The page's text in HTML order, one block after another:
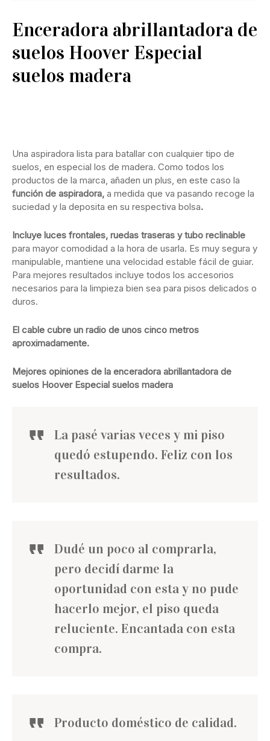
Enceradora abrillantadora de
suelos Hoover Especial
suelos madera
Una aspiradora lista para batallar con cualquier tipo de
suelos, en especial los de madera. Como todos los
productos de la marca, añaden un plus, en este caso la
función de aspiradora, a medida que va pasando recoge la
suciedad y la deposita en su respectiva bolsa.
Incluye luces frontales, ruedas traseras y tubo reclinable
para mayor comodidad a la hora de usarla. Es muy segura y
manipulable, mantiene una velocidad estable fácil de guiar.
Para mejores resultados incluye todos los accesorios
necesarios para la limpieza bien sea para pisos delicados o
duros.
El cable cubre un radio de unos cinco metros
aproximadamente.
Mejores opiniones de la enceradora abrillantadora de
suelos Hoover Especial suelos madera
La pasé varias veces y mi piso
quedó estupendo. Feliz con los
resultados.
Dudé un poco al comprarla,
pero decidí darme la
oportunidad con esta y no pude
hacerlo mejor, el piso queda
reluciente. Encantada con esta
compra.
Producto doméstico de calidad.